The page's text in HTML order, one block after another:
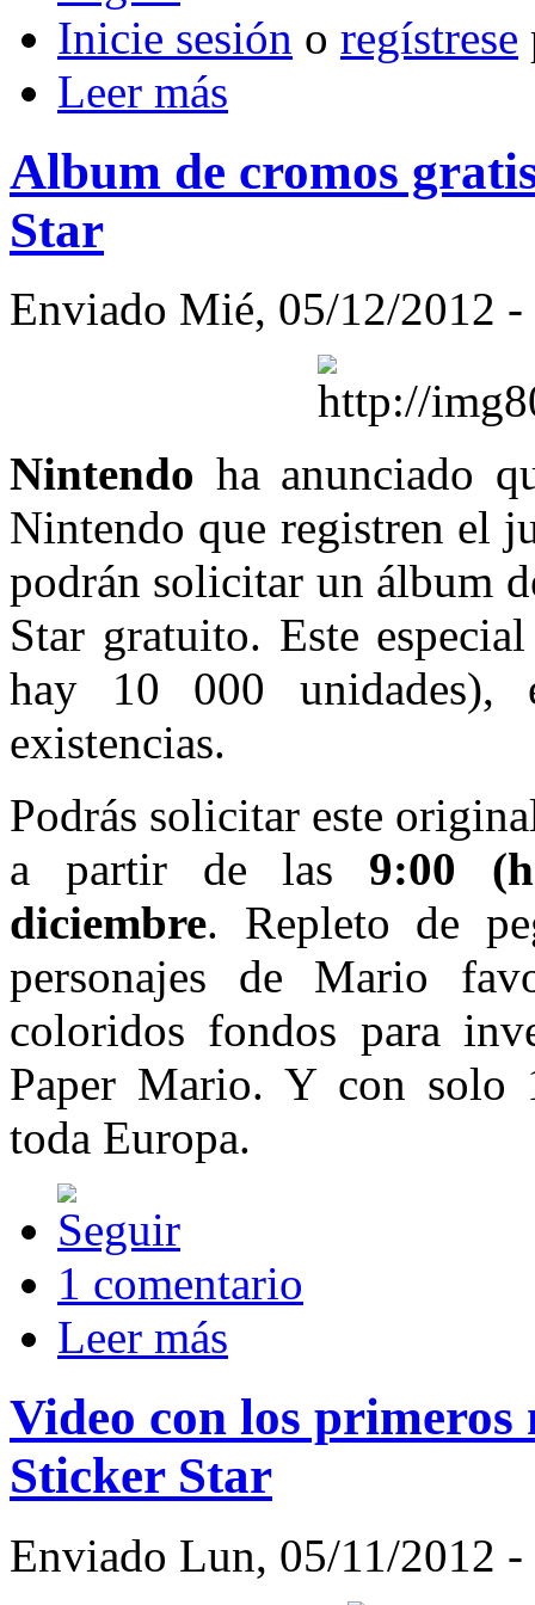
Inicie sesión o regístrese
Leer más
Album de cromos
Star
Enviado Mié, 05/12/2012
Nintendo ha anunciado
Nintendo que registren el
podrán solicitar un álbum
Star gratuito. Este
hay 10 000 unidades),
existencias.
Podrás solicitar este
a partir de las 9:00
diciembre. Repleto de
personajes de Mario
coloridos fondos para
Paper Mario. Y con solo
toda Europa.
1 comentario
Leer más
Video con los
Sticker Star
Enviado Lun, 05/11/2012